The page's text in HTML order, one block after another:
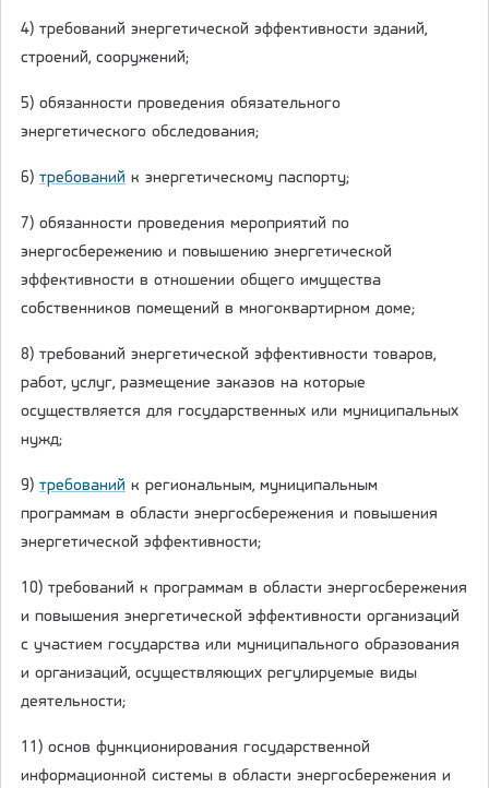
4) требований энергетической эффективности зданий,
строений, сооружений;
5) обязанности проведения обязательного
энергетического обследования;
6) требований к энергетическому паспорту;
7) обязанности проведения мероприятий по
энергосбережению и повышению энергетической
эффективности в отношении общего имущества
собственников помещений в многоквартирном доме;
8) требований энергетической эффективности товаров,
работ, услуг, размещение заказов на которые
осуществляется для государственных или муниципальных
нужд;
9) требований к региональным, муниципальным
программам в области энергосбережения и повышения
энергетической эффективности;
10) требований к программам в области энергосбережения
и повышения энергетической эффективности организаций
с участием государства или муниципального образования
и организаций, осуществляющих регулируемые виды
деятельности;
11) основ функционирования государственной
информационной системы в области энергосбережения и